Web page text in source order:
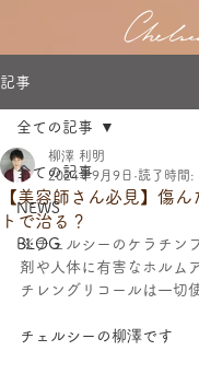
記事
全ての記事
NEWS
BLOG
全ての記事
【美容師さん必見】傷
トで治る？
柳澤 利明
2024年9月9日 読了時間:
※チェルシーのケラチン
剤や人体に有害なホルム
チレングリコールは一切
チェルシーの柳澤です